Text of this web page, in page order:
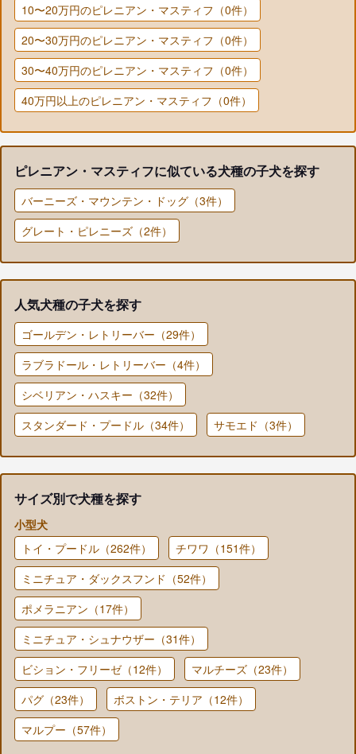
10〜20万円のピレニアン・マスティフ（0件）
20〜30万円のピレニアン・マスティフ（0件）
30〜40万円のピレニアン・マスティフ（0件）
40万円以上のピレニアン・マスティフ（0件）
ピレニアン・マスティフに似ている犬種の子犬を探す
バーニーズ・マウンテン・ドッグ（3件）
グレート・ピレニーズ（2件）
人気犬種の子犬を探す
ゴールデン・レトリーバー（29件）
ラブラドール・レトリーバー（4件）
シベリアン・ハスキー（32件）
スタンダード・プードル（34件）
サモエド（3件）
サイズ別で犬種を探す
小型犬
トイ・プードル（262件）
チワワ（151件）
ミニチュア・ダックスフンド（52件）
ポメラニアン（17件）
ミニチュア・シュナウザー（31件）
ビション・フリーゼ（12件）
マルチーズ（23件）
パグ（23件）
ボストン・テリア（12件）
マルプー（57件）